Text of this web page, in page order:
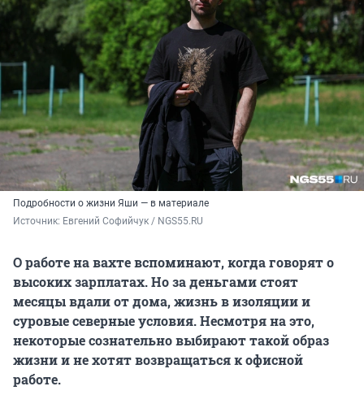
Подробности о жизни Яши — в материале
Источник: Евгений Софийчук / NGS55.RU
О работе на вахте вспоминают, когда говорят о
высоких зарплатах. Но за деньгами стоят
месяцы вдали от дома, жизнь в изоляции и
суровые северные условия. Несмотря на это,
некоторые сознательно выбирают такой образ
жизни и не хотят возвращаться к офисной
работе.